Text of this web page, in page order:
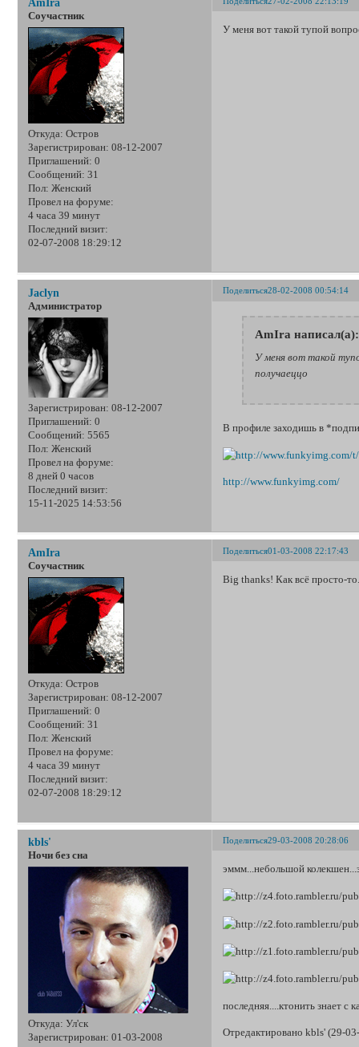
AmIra
Соучастник
Откуда: Остров
Зарегистрирован: 08-12-2007
Приглашений: 0
Сообщений: 31
Пол: Женский
Провел на форуме:
4 часа 39 минут
Последний визит:
02-07-2008 18:29:12
У меня вот такой тупой
Поделиться28-02-2008 00:54:14
Jaclyn
Администратор
Зарегистрирован: 08-12-2007
Приглашений: 0
Сообщений: 5565
Пол: Женский
Провел на форуме:
8 дней 0 часов
Последний визит:
15-11-2025 14:53:56
AmIra написал(а):
У меня вот такой
получаеццо
В профиле заходишь в
http://www.funkyimg.com/
Поделиться01-03-2008 22:17:43
AmIra
Соучастник
Откуда: Остров
Зарегистрирован: 08-12-2007
Приглашений: 0
Сообщений: 31
Пол: Женский
Провел на форуме:
4 часа 39 минут
Последний визит:
02-07-2008 18:29:12
Big thanks! Как всё просто-
Поделиться29-03-2008 20:28:06
kbls'
Ночи без сна
Откуда: Ул'ск
Зарегистрирован: 01-03-2008
эммм...небольшой
последняя....ктонить знает с
Отредактировано kbls' (29-